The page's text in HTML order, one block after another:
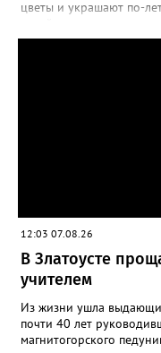
цветы и украшают по-
силы перед долгой
12:03 07.08.26
В Златоусте
учителем
Из жизни ушла
почти 40 лет
магнитогорского